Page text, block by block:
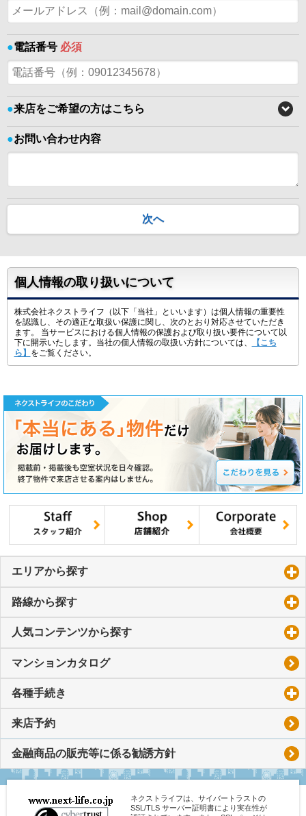
●電話番号 必須
●来店をご希望の方はこちら
●お問い合わせ内容
次へ
個人情報の取り扱いについて
株式会社ネクストライフ（以下「当社」といいます）は個人情報の重要性
を認識し、その適正な取扱い保護に関し、次のとおり対応させていただき
ます。 当サービスにおける個人情報の保護および取り扱い要件について以
下に開示いたします。当社の個人情報の取扱い方針については、
【こち
ら】
をご覧ください。
エリアから探す
路線から探す
人気コンテンツから探す
マンションカタログ
各種手続き
来店予約
金融商品の販売等に係る勧誘方針
ネクストライフは、サイバートラストの
SSL/TLS サーバー証明書により実在性が